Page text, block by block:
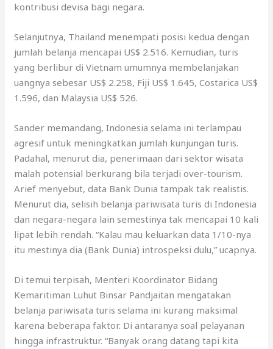
kontribusi devisa bagi negara.
Selanjutnya, Thailand menempati posisi kedua dengan
jumlah belanja mencapai US$ 2.516. Kemudian, turis
yang berlibur di Vietnam umumnya membelanjakan
uangnya sebesar US$ 2.258, Fiji US$ 1.645, Costarica US$
1.596, dan Malaysia US$ 526.
Sander memandang, Indonesia selama ini terlampau
agresif untuk meningkatkan jumlah kunjungan turis.
Padahal, menurut dia, penerimaan dari sektor wisata
malah potensial berkurang bila terjadi over-tourism.
Arief menyebut, data Bank Dunia tampak tak realistis.
Menurut dia, selisih belanja pariwisata turis di Indonesia
dan negara-negara lain semestinya tak mencapai 10 kali
lipat lebih rendah. “Kalau mau keluarkan data 1/10-nya
itu mestinya dia (Bank Dunia) introspeksi dulu,” ucapnya.
Di temui terpisah, Menteri Koordinator Bidang
Kemaritiman Luhut Binsar Pandjaitan mengatakan
belanja pariwisata turis selama ini kurang maksimal
karena beberapa faktor. Di antaranya soal pelayanan
hingga infrastruktur. “Banyak orang datang tapi kita